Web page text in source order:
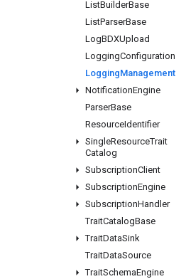
ListBuilderBase
ListParserBase
LogBDXUpload
LoggingConfiguration
LoggingManagement
NotificationEngine
ParserBase
ResourceIdentifier
SingleResourceTrait
Catalog
SubscriptionClient
SubscriptionEngine
SubscriptionHandler
TraitCatalogBase
TraitDataSink
TraitDataSource
TraitSchemaEngine